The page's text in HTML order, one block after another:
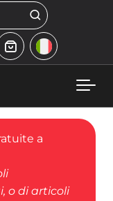
Cerca
a
o di articoli